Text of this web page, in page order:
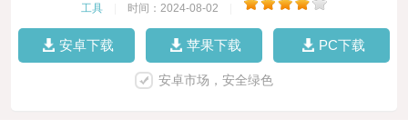
工具 时间：2024-08-02
安卓下载 苹果下载 PC下载
安卓市场，安全绿色